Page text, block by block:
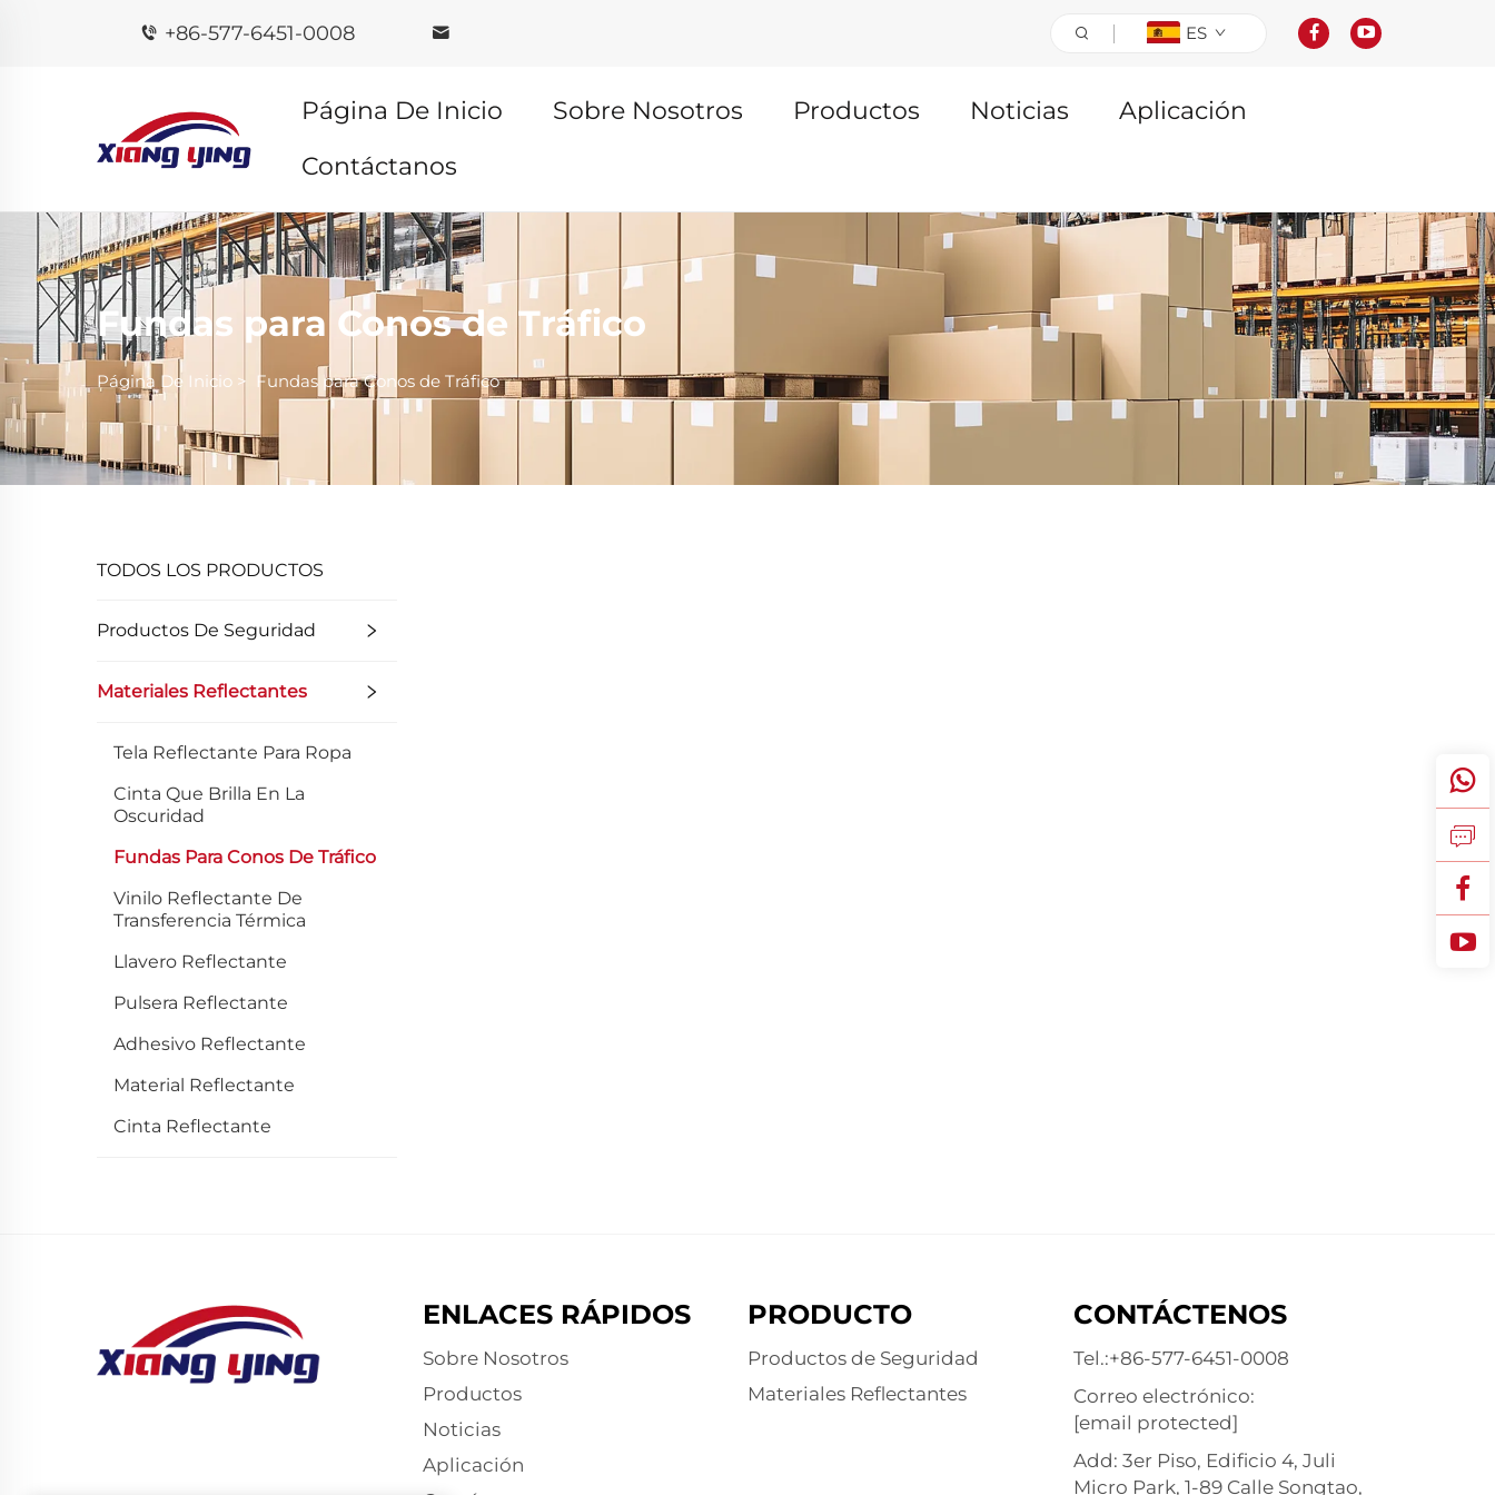
+86-577-6451-0008 ES
Página De Inicio Sobre Nosotros Productos Noticias
Aplicación
Contáctanos
Fundas para Conos de Tráfico
Página De Inicio > Fundas para Conos de Tráfico
TODOS LOS PRODUCTOS
Productos De Seguridad
Materiales Reflectantes
Tela Reflectante Para Ropa
Cinta Que Brilla En La
Oscuridad
Fundas Para Conos De Tráfico
Vinilo Reflectante De
Transferencia Térmica
Llavero Reflectante
Pulsera Reflectante
Adhesivo Reflectante
Material Reflectante
Cinta Reflectante
ENLACES RÁPIDOS
Sobre Nosotros
Productos
Noticias
Aplicación
PRODUCTO
Productos de Seguridad
Materiales Reflectantes
CONTÁCTENOS
Tel.:+86-577-6451-0008
Correo electrónico:
[email protected]
Add: 3er Piso, Edificio 4, Juli
Micro Park, 1-89 Calle Songtao,